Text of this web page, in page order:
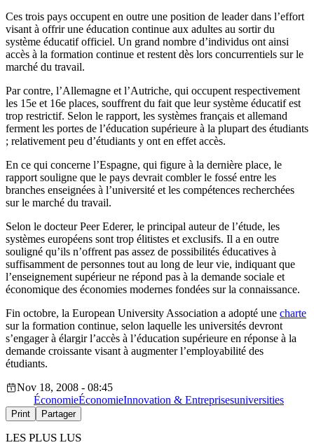
Ces trois pays occupent en outre une position de leader dans l’effort
visant à offrir une éducation continue aux adultes au sortir du
système éducatif officiel. Un grand nombre d’individus ont ainsi
accès à la formation continue et restent dès lors concurrentiels sur le
marché du travail.
Par contre, l’Allemagne et l’Autriche, qui occupent respectivement
les 15e et 16e places, souffrent du fait que leur système éducatif est
trop restrictif. Selon le rapport, les systèmes français et allemand
ferment les portes de l’éducation supérieure à la plupart des étudiants
; relativement peu d’étudiants y ont en effet accès.
En ce qui concerne l’Espagne, qui figure à la dernière place, le
rapport souligne que le pays devrait combler le fossé entre les
branches enseignées à l’université et les compétences recherchées
sur le marché du travail.
Selon le docteur Peer Ederer, le principal auteur de l’étude, les
systèmes européens sont trop élitistes et exclusifs. Il a en outre
souligné qu’ils n’offrent pas assez de possibilités éducatives à
suffisamment de personnes tout au long de leur vie, indiquant que
l’enseignement supérieur ne répond pas à la demande sociale et
économique des économies modernes fondées sur la connaissance.
Fin octobre, la European University Association a adopté une charte
sur la formation continue, selon laquelle les universités devront
s’engager à élargir l’accès à l’éducation supérieure en réponse à la
demande croissante visant à augmenter l’employabilité des
étudiants.
Nov 18, 2008 - 08:45
ÉconomieÉconomieInnovation & Entreprisesuniversities
Print Partager
LES PLUS LUS